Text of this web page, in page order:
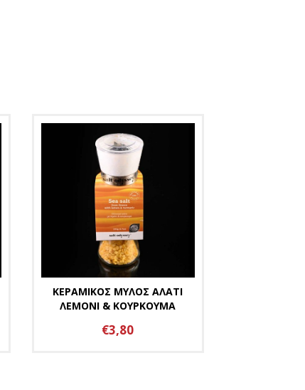
ΚΕΡΑΜΙΚΟΣ ΜΥΛΟΣ ΑΛΑΤΙ
ΛΕΜΟΝΙ & ΚΟΥΡΚΟΥΜΑ
€3,80